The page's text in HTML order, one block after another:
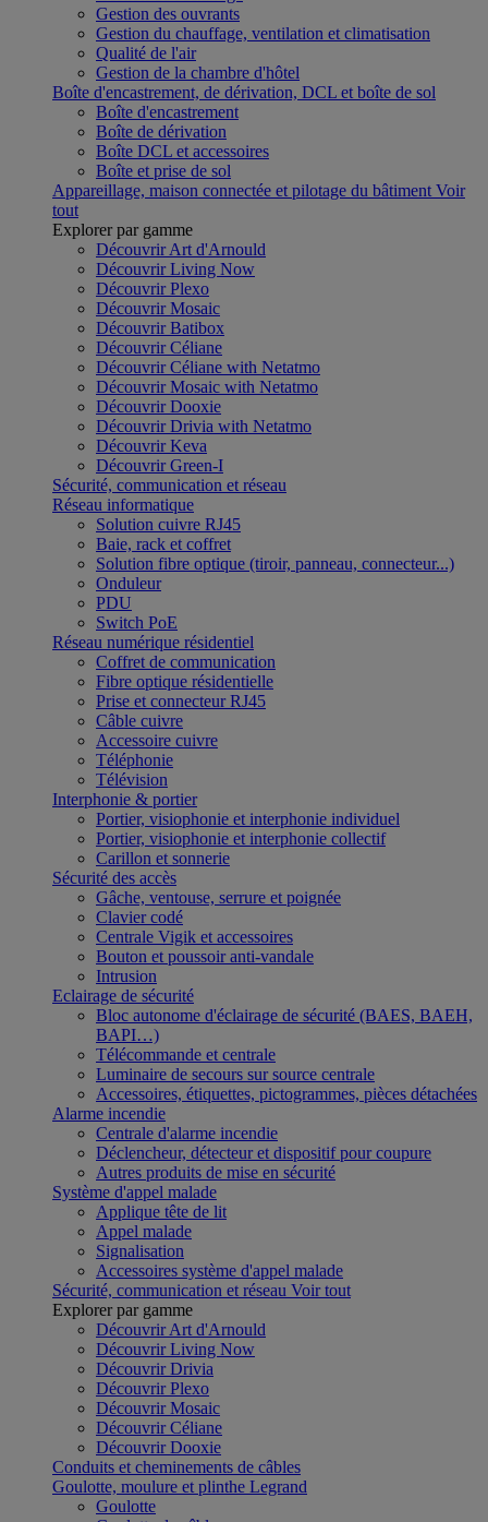
Gestion des ouvrants
Gestion du chauffage, ventilation et climatisation
Qualité de l'air
Gestion de la chambre d'hôtel
Boîte d'encastrement, de dérivation, DCL et boîte de sol
Boîte d'encastrement
Boîte de dérivation
Boîte DCL et accessoires
Boîte et prise de sol
Appareillage, maison connectée et pilotage du bâtiment Voir
tout
Explorer par gamme
Découvrir Art d'Arnould
Découvrir Living Now
Découvrir Plexo
Découvrir Mosaic
Découvrir Batibox
Découvrir Céliane
Découvrir Céliane with Netatmo
Découvrir Mosaic with Netatmo
Découvrir Dooxie
Découvrir Drivia with Netatmo
Découvrir Keva
Découvrir Green-I
Sécurité, communication et réseau
Réseau informatique
Solution cuivre RJ45
Baie, rack et coffret
Solution fibre optique (tiroir, panneau, connecteur...)
Onduleur
PDU
Switch PoE
Réseau numérique résidentiel
Coffret de communication
Fibre optique résidentielle
Prise et connecteur RJ45
Câble cuivre
Accessoire cuivre
Téléphonie
Télévision
Interphonie & portier
Portier, visiophonie et interphonie individuel
Portier, visiophonie et interphonie collectif
Carillon et sonnerie
Sécurité des accès
Gâche, ventouse, serrure et poignée
Clavier codé
Centrale Vigik et accessoires
Bouton et poussoir anti-vandale
Intrusion
Eclairage de sécurité
Bloc autonome d'éclairage de sécurité (BAES, BAEH,
BAPI…)
Télécommande et centrale
Luminaire de secours sur source centrale
Accessoires, étiquettes, pictogrammes, pièces détachées
Alarme incendie
Centrale d'alarme incendie
Déclencheur, détecteur et dispositif pour coupure
Autres produits de mise en sécurité
Système d'appel malade
Applique tête de lit
Appel malade
Signalisation
Accessoires système d'appel malade
Sécurité, communication et réseau Voir tout
Explorer par gamme
Découvrir Art d'Arnould
Découvrir Living Now
Découvrir Drivia
Découvrir Plexo
Découvrir Mosaic
Découvrir Céliane
Découvrir Dooxie
Conduits et cheminements de câbles
Goulotte, moulure et plinthe Legrand
Goulotte